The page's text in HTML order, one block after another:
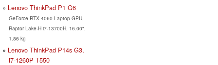
Lenovo ThinkPad P1 G6
GeForce RTX 4060 Laptop GPU,
Raptor Lake-H i7-13700H, 16.00",
1.86 kg
Lenovo ThinkPad P14s G3,
i7-1260P T550